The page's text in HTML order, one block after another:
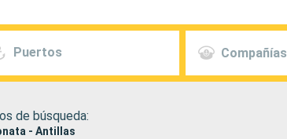
Puertos Compañías
de búsqueda:
- Antillas